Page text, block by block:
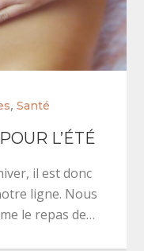
, Santé
L’ÉTÉ
il est donc
ligne. Nous
le repas de…